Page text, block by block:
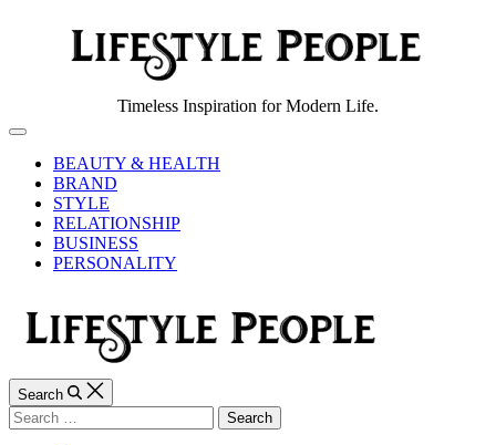
People
Timeless Inspiration for Modern Life.
Off
CanvasBEAUTY & HEALTH
BRAND
STYLE
RELATIONSHIP
BUSINESS
PERSONALITY
Search
Search
for: